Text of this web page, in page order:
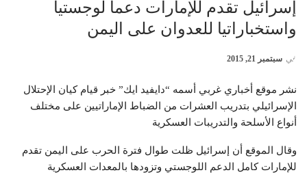
إسرائيل تقدم للإمارات دعما لوجستيا
واستخباراتيا للعدوان على اليمن
في سبتمبر 21, 2015
نشر موقع أخباري غربي أسمه “دايفيد ايك” خبر قيام كيان الإحتلال
الإسرائيلي بتدريب العشرات من الضباط الإماراتيين على مختلف
أنواع الأسلحة والتدريبات العسكرية
وقال الموقع أن إسرائيل ظلت طوال فترة الحرب على اليمن تقدم
للإمارات كامل الدعم اللوجستي وتزودها بالمعدات العسكرية